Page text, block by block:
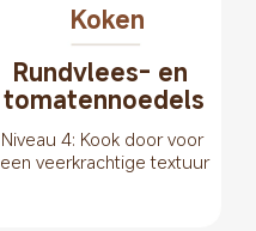
Koken
Rundvlees- en
tomatennoedels
Niveau 4: Kook door voor
een veerkrachtige textuur